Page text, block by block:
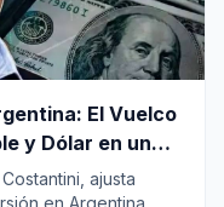
estableciendo un
...
El Vuelco
y Dólar en un
ajusta
en Argentina